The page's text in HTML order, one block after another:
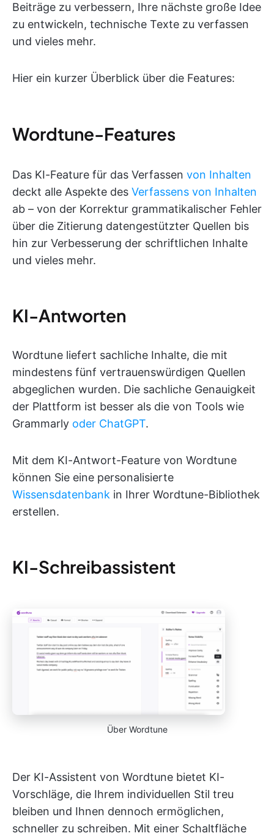
Beiträge zu verbessern, Ihre nächste große Idee
zu entwickeln, technische Texte zu verfassen
und vieles mehr.
Hier ein kurzer Überblick über die Features:
Wordtune-Features
Das KI-Feature für das Verfassen von Inhalten
deckt alle Aspekte des Verfassens von Inhalten
ab – von der Korrektur grammatikalischer Fehler
über die Zitierung datengestützter Quellen bis
hin zur Verbesserung der schriftlichen Inhalte
und vieles mehr.
KI-Antworten
Wordtune liefert sachliche Inhalte, die mit
mindestens fünf vertrauenswürdigen Quellen
abgeglichen wurden. Die sachliche Genauigkeit
der Plattform ist besser als die von Tools wie
Grammarly oder ChatGPT.
Mit dem KI-Antwort-Feature von Wordtune
können Sie eine personalisierte
Wissensdatenbank in Ihrer Wordtune-Bibliothek
erstellen.
KI-Schreibassistent
Über Wordtune
Der KI-Assistent von Wordtune bietet KI-
Vorschläge, die Ihrem individuellen Stil treu
bleiben und Ihnen dennoch ermöglichen,
schneller zu schreiben. Mit einer Schaltfläche